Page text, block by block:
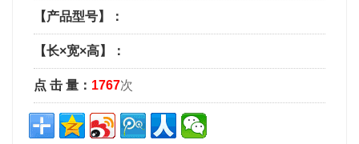
【产品型号】：
【长×宽×高】：
点 击 量： 1767次